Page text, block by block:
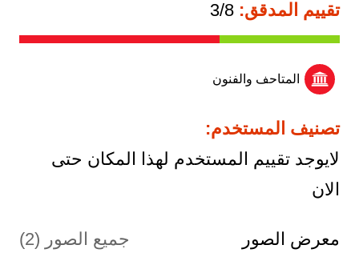
تقييم المدقق:
المتاحف والفنون
تصنيف المستخدم:
لايوجد تقييم المستخدم لهذا المكان حتى
الان
معرض الصور جميع الصور (2)